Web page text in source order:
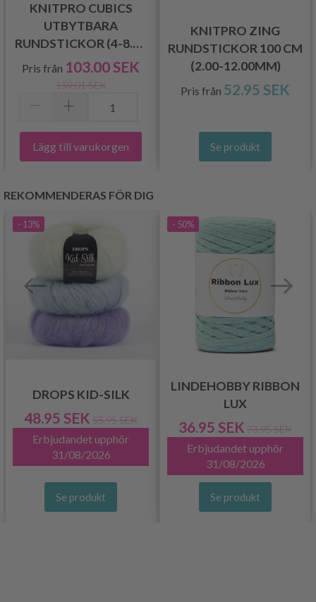
KNITPRO CUBICS
UTBYTBARA
RUNDSTICKOR (4-8.00
MM)
Pris från 103.00 SEK
159.01 SEK
Lägg till varukorgen
KNITPRO ZING
RUNDSTICKOR 100 CM
(2.00-12.00MM)
Pris från 52.95 SEK
Se produkt
REKOMMENDERAS FÖR DIG
- 13%
DROPS KID-SILK
48.95 SEK 55.95 SEK
Erbjudandet upphör
31/08/2026
Se produkt
- 50%
LINDEHOBBY RIBBON
LUX
36.95 SEK 73.95 SEK
Erbjudandet upphör
31/08/2026
Se produkt